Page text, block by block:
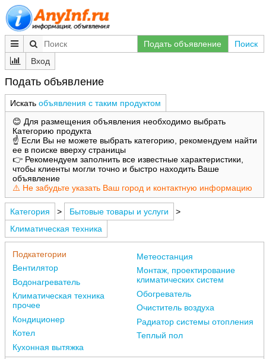
Подать объявление
Поиск
Вход
Подать объявление
Искать объявления с таким продуктом
😊 Для размещения объявления необходимо выбрать
Категорию продукта
☝️ Если Вы не можете выбрать категорию, рекомендуем найти
ее в поиске вверху страницы
👉 Рекомендуем заполнить все известные характеристики,
чтобы клиенты могли точно и быстро находить Ваше
объявление
⚠️ Не забудьте указать Ваш город и контактную информацию
Категория > Бытовые товары и услуги
>
Климатическая техника
Подкатегории
Вентилятор
Водонагреватель
Климатическая техника
прочее
Кондиционер
Котел
Кухонная вытяжка
Метеостанция
Монтаж, проектирование
климатических систем
Обогреватель
Очиститель воздуха
Радиатор системы отопления
Теплый пол